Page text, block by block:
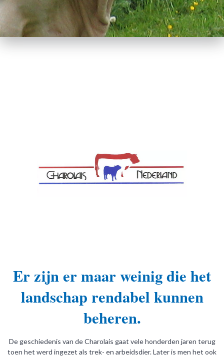
Er zijn er maar weinig die het
landschap rendabel kunnen
beheren.
De geschiedenis van de Charolais gaat vele honderden jaren terug
toen het werd ingezet als trek- en arbeidsdier. Later is men het ook